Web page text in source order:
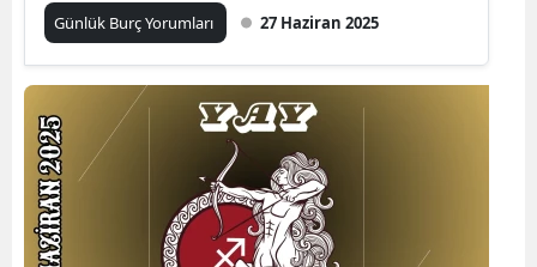
Günlük Burç Yorumları 27 Haziran 2025